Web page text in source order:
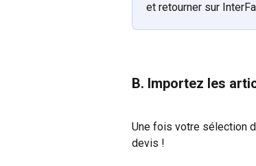
et retourner sur
B. Importez les
Une fois votre sélection
devis !